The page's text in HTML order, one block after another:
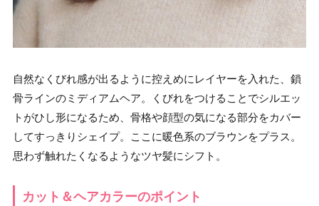
自然なくびれ感が出るように控えめにレイヤーを入れた、鎖
骨ラインのミディアムヘア。くびれをつけることでシルエッ
トがひし形になるため、骨格や顔型の気になる部分をカバー
してすっきりシェイプ。ここに暖色系のブラウンをプラス。
思わず触れたくなるようなツヤ髪にシフト。
カット＆ヘアカラーのポイント